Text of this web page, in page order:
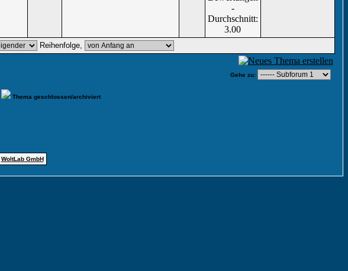
Reihenfolge,
Gehe zu:
Thema geschlossen/archiviert
WoltLab GmbH